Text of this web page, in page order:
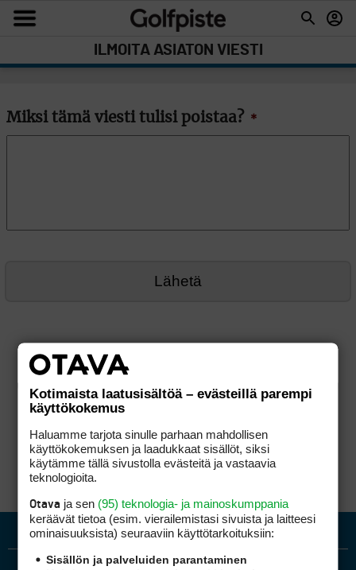
Kotimaista laatusisältöä – evästeillä parempi
käyttökokemus
Haluamme tarjota sinulle parhaan mahdollisen
käyttökokemuksen ja laadukkaat sisällöt, siksi
käytämme tällä sivustolla evästeitä ja vastaavia
teknologioita.
Otava ja sen (95) teknologia- ja mainoskumppania
keräävät tietoa (esim. vierailemis­tasi sivuista ja laitteesi
ominaisuuk­sista) seuraaviin käyttötarkoituksiin:
Sisällön ja palveluiden parantaminen
ILMOITA ASIATON VIESTI
Miksi tämä viesti tulisi poistaa? *